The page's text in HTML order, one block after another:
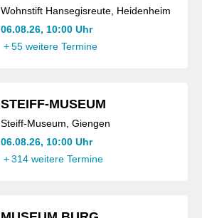
Wohnstift Hansegisreute, Heidenheim
06.08.26, 10:00 Uhr
+ 55 weitere Termine
STEIFF-MUSEUM
Steiff-Museum, Giengen
06.08.26, 10:00 Uhr
+ 314 weitere Termine